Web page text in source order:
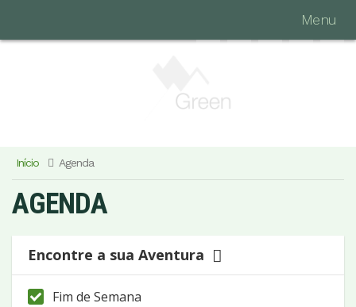
Menu
Início Agenda
AGENDA
Encontre a sua Aventura
Fim de Semana